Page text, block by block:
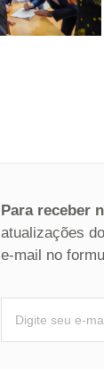
Para receber
atualizações
e-mail no